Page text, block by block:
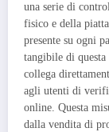
una serie di
fisico e della
presente su ogni
tangibile di
collega
agli utenti di
online. Questa
dalla vendita di